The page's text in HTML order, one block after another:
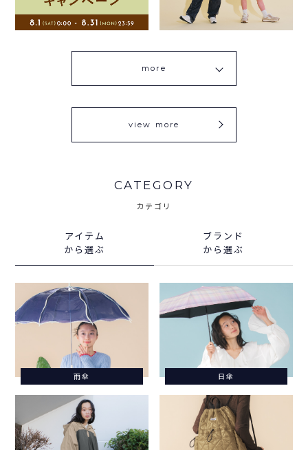
more
view more
CATEGORY
カテゴリ
アイテム
から選ぶ
ブランド
から選ぶ
雨傘 日傘